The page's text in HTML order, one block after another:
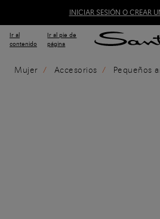
INICIAR SESIÓN O CREAR
Ir al
contenido
Ir al pie de
página
Mujer Accesorios Pequeños